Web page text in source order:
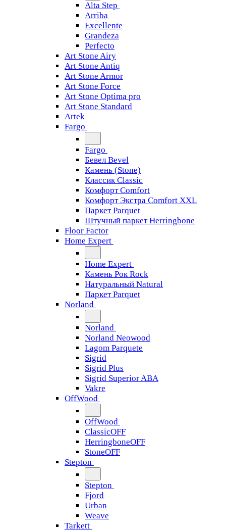
Alta Step
Arriba
Excellente
Grandeza
Perfecto
Art Stone Airy
Art Stone Antiq
Art Stone Armor
Art Stone Force
Art Stone Optima pro
Art Stone Standard
Artek
Fargo
Fargo
Бевел Bevel
Камень (Stone)
Классик Classic
Комфорт Comfort
Комфорт Экстра Comfort XXL
Паркет Parquet
Штучный паркет Herringbone
Floor Factor
Home Expert
Home Expert
Камень Рок Rock
Натуральный Natural
Паркет Parquet
Norland
Norland
Norland Neowood
Lagom Parquete
Sigrid
Sigrid Plus
Sigrid Superior ABA
Vakre
OffWood
OffWood
ClassicOFF
HerringboneOFF
StoneOFF
Stepton
Stepton
Fjord
Urban
Weave
Tarkett